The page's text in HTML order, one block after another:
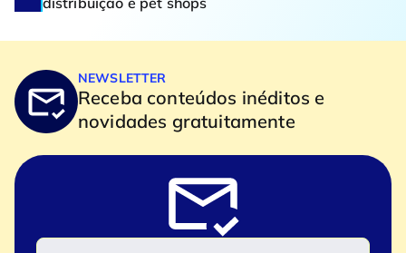
NEWSLETTER
Receba conteúdos inéditos e
novidades gratuitamente